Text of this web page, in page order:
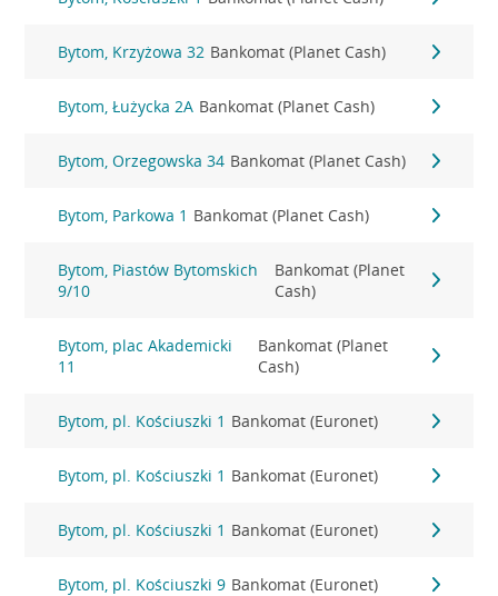
Bytom, Krzyżowa 32 Bankomat (Planet Cash)
Bytom, Łużycka 2A Bankomat (Planet Cash)
Bytom, Orzegowska 34 Bankomat (Planet Cash)
Bytom, Parkowa 1 Bankomat (Planet Cash)
Bytom, Piastów Bytomskich
9/10
Bankomat (Planet
Cash)
Bytom, plac Akademicki
11
Bankomat (Planet
Cash)
Bytom, pl. Kościuszki 1 Bankomat (Euronet)
Bytom, pl. Kościuszki 1 Bankomat (Euronet)
Bytom, pl. Kościuszki 1 Bankomat (Euronet)
Bytom, pl. Kościuszki 9 Bankomat (Euronet)